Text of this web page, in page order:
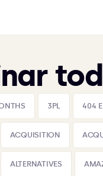
3PL 404
ACQUISITION
ALTERNATIVES